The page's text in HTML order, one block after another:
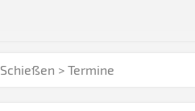
Schießen > Termine